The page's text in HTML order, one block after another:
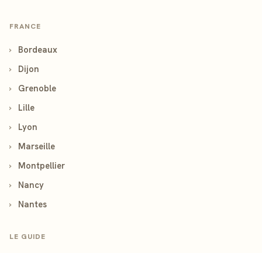
FRANCE
›
Bordeaux
›
Dijon
›
Grenoble
›
Lille
›
Lyon
›
Marseille
›
Montpellier
›
Nancy
›
Nantes
LE GUIDE